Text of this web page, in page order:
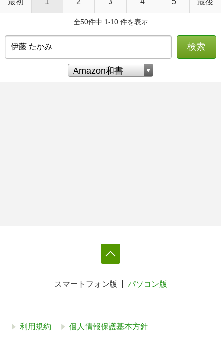
最初 1 2 3 4 5 最後
全50件中 1-10 件を表示
検索
スマートフォン版 パソコン版
利用規約 個人情報保護基本方針